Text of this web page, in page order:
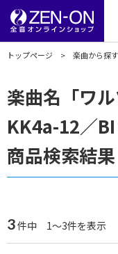
トップページ 楽曲から探す
楽曲名「ワ
KK4a-12／
商品検索結果
3件中 1～3件を表示